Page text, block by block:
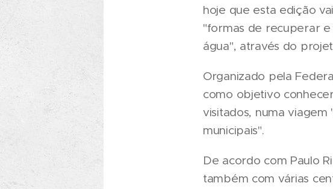
hoje que esta edição
"formas de recuperar
água", através do
Organizado pela
como objetivo
visitados, numa
municipais".
De acordo com Paulo
também com várias